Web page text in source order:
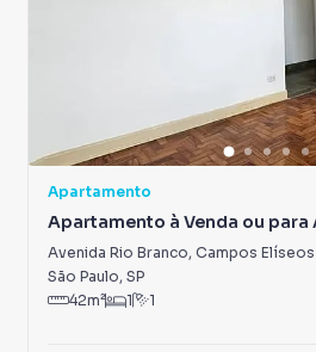
Apartamento
Apartamento à Venda ou para
Elíseos
Avenida Rio Branco, Campos Elíseos
São Paulo, SP
42m² 1 1